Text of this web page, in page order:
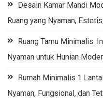
Desain Kamar Mandi
Ruang yang Nyaman,
Ruang Tamu Minimalis:
Nyaman untuk Hunian
Rumah Minimalis 1
Nyaman, Fungsional, dan